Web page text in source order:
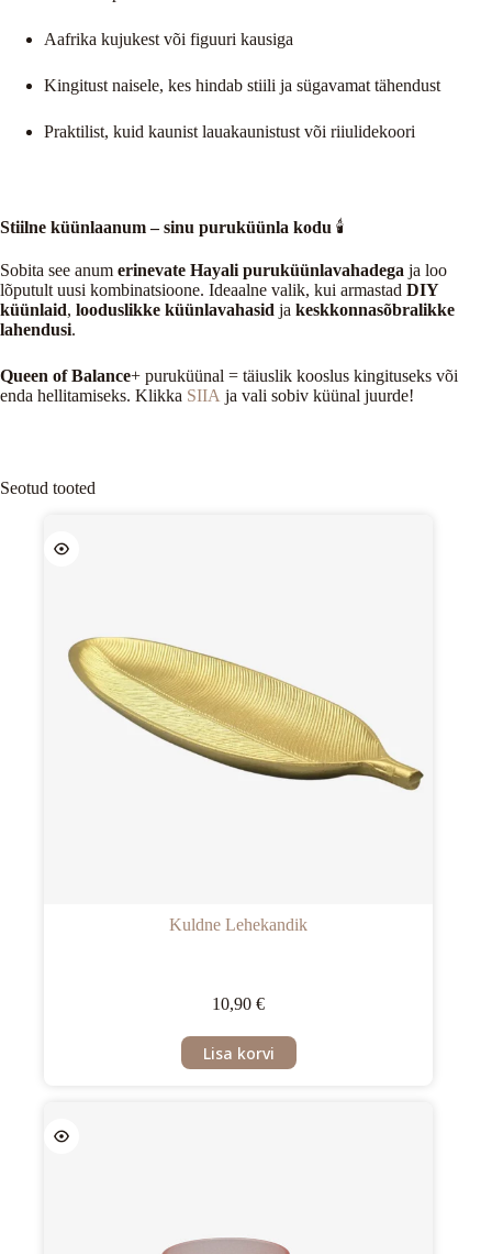
Aafrika kujukest või figuuri kausiga
Kingitust naisele, kes hindab stiili ja sügavamat tähendust
Praktilist, kuid kaunist lauakaunistust või riiulidekoori
Stiilne küünlaanum – sinu puruküünla kodu 🕯️
Sobita see anum erinevate Hayali puruküünlavahadega ja loo
lõputult uusi kombinatsioone. Ideaalne valik, kui armastad DIY
küünlaid, looduslikke küünlavahasid ja keskkonnasõbralikke
lahendusi.
Queen of Balance+ puruküünal = täiuslik kooslus kingituseks või
enda hellitamiseks. Klikka SIIA ja vali sobiv küünal juurde!
Seotud tooted
Kuldne Lehekandik
10,90€
Lisa korvi